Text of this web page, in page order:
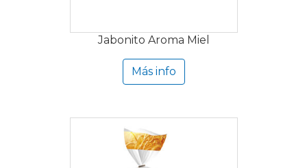
Jabonito Aroma Miel
Más info